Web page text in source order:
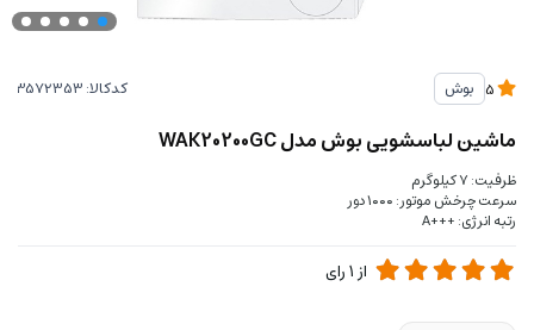
بوش کدکالا:
ماشین لباسشویی بوش مدل WAK20200GC
ظرفیت: ۷ کیلوگرم
سرعت چرخش موتور: ۱۰۰۰ دور
رتبه انرژی: +++A
از 1رای